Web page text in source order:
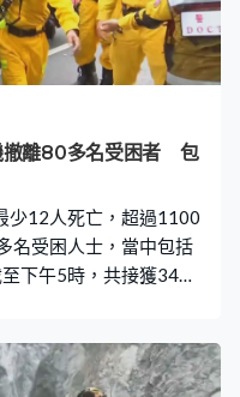
撤離80多名受困者 包
少12人死亡，超過1100
名受困人士，當中包括
下午5時，共接獲34名
籍遊客。當局繼續用直
隊長陳義豐說︰「那目